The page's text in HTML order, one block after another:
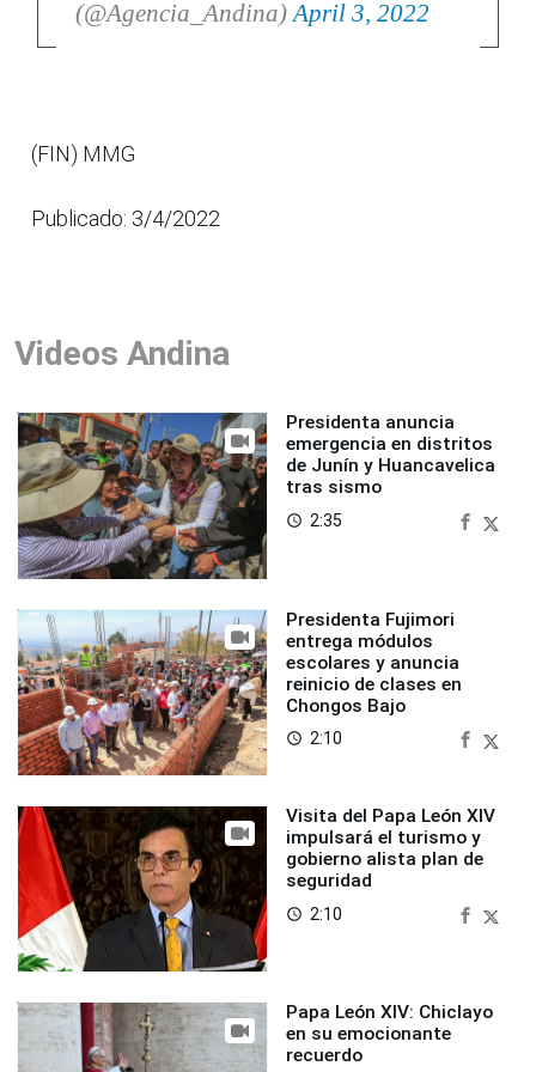
(@Agencia_Andina) April 3, 2022
(FIN) MMG
Publicado: 3/4/2022
Videos Andina
Presidenta anuncia
emergencia en distritos
de Junín y Huancavelica
tras sismo
access_time 2:35
Presidenta Fujimori
entrega módulos
escolares y anuncia
reinicio de clases en
Chongos Bajo
access_time 2:10
Visita del Papa León XIV
impulsará el turismo y
gobierno alista plan de
seguridad
access_time 2:10
Papa León XIV: Chiclayo
en su emocionante
recuerdo